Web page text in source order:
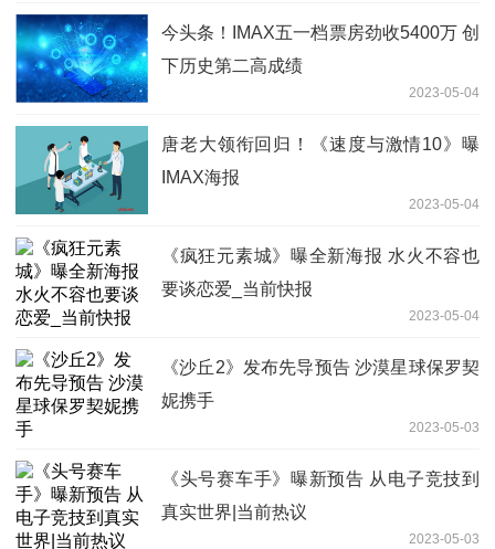
今头条！IMAX五一档票房劲收5400万 创
下历史第二高成绩
2023-05-04
唐老大领衔回归！《速度与激情10》曝
IMAX海报
2023-05-04
《疯狂元素城》曝全新海报 水火不容也
要谈恋爱_当前快报
2023-05-04
《沙丘2》发布先导预告 沙漠星球保罗契
妮携手
2023-05-03
《头号赛车手》曝新预告 从电子竞技到
真实世界|当前热议
2023-05-03